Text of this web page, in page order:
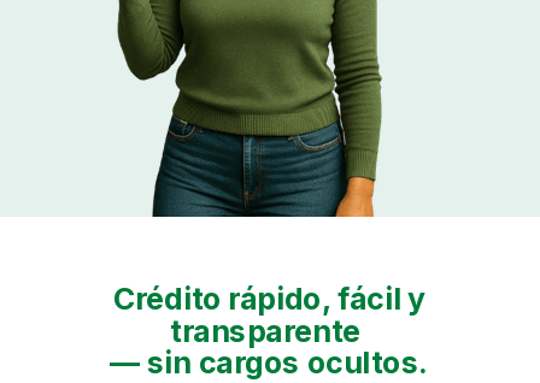
Crédito rápido, fácil y
transparente
— sin cargos ocultos.